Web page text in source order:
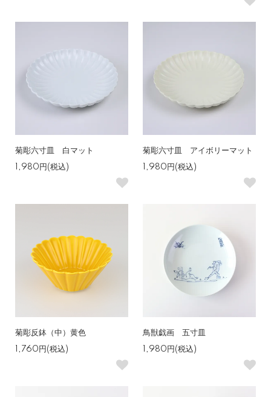
菊彫六寸皿 白マット
1,980円(税込)
菊彫六寸皿 アイボリーマット
1,980円(税込)
菊彫反鉢（中）黄色
1,760円(税込)
鳥獣戯画 五寸皿
1,980円(税込)